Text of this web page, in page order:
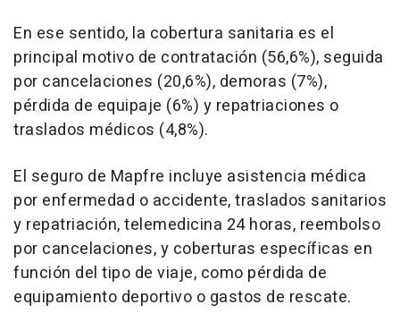
En ese sentido, la cobertura sanitaria es el
principal motivo de contratación (56,6%), seguida
por cancelaciones (20,6%), demoras (7%),
pérdida de equipaje (6%) y repatriaciones o
traslados médicos (4,8%).
El seguro de Mapfre incluye asistencia médica
por enfermedad o accidente, traslados sanitarios
y repatriación, telemedicina 24 horas, reembolso
por cancelaciones, y coberturas específicas en
función del tipo de viaje, como pérdida de
equipamiento deportivo o gastos de rescate.